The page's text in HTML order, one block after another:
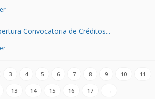
Convocatoria de Créditos...
3 4 5 6 7 8 9 10 11
13 14 15 16 17 →